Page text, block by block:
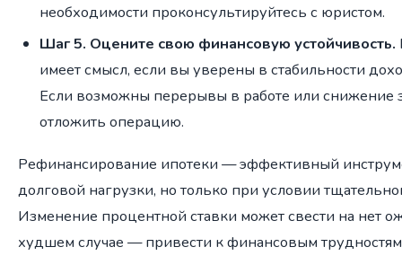
необходимости проконсультируйтесь с юристом.
Шаг 5. Оцените свою финансовую устойчивость.
имеет смысл, если вы уверены в стабильности
Если возможны перерывы в работе или снижение
отложить операцию.
Рефинансирование ипотеки — эффективный
долговой нагрузки, но только при условии
Изменение процентной ставки может свести на нет
худшем случае — привести к финансовым